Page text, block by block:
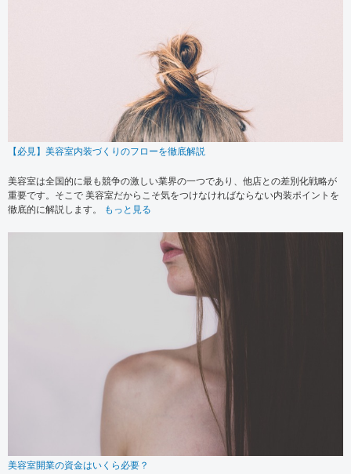
【必見】美容室内装づくりのフローを徹底解説
美容室は全国的に最も競争の激しい業界の一つであり、他店との差別化戦略が
重要です。そこで 美容室だからこそ気をつけなければならない内装ポイントを
徹底的に解説します。
もっと見る
美容室開業の資金はいくら必要？